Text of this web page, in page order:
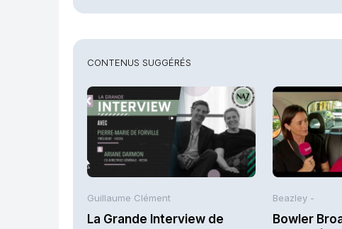
CONTENUS SUGGÉRÉS
Guillaume Clément
La Grande Interview de
Beazley -
Bowler